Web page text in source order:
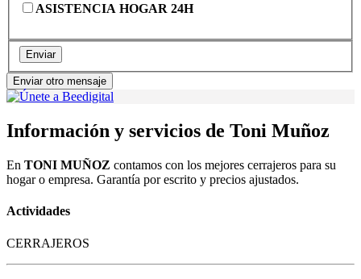
ASISTENCIA HOGAR 24H
Enviar
Enviar otro mensaje
Información y servicios de Toni Muñoz
En TONI MUÑOZ contamos con los mejores cerrajeros para su
hogar o empresa. Garantía por escrito y precios ajustados.
Actividades
CERRAJEROS